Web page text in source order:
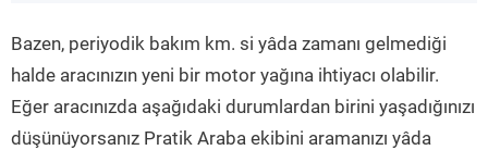
Bazen, periyodik bakım km. si yâda zamanı gelmediği
halde aracınızın yeni bir motor yağına ihtiyacı olabilir.
Eğer aracınızda aşağıdaki durumlardan birini yaşadığınızı
düşünüyorsanız Pratik Araba ekibini aramanızı yâda